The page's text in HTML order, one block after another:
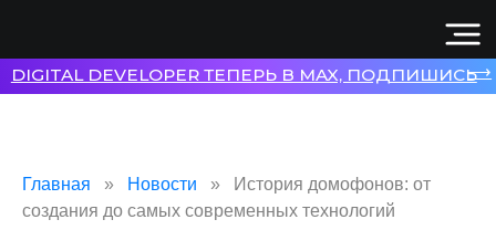
Главная Новости
История домофонов: от
создания до самых современных технологий